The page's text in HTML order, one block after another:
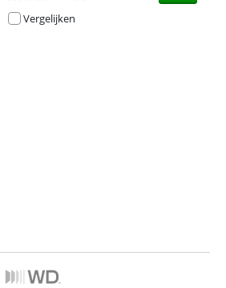
Vergelijken